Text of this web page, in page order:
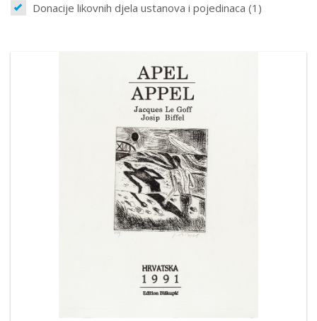
Donacije likovnih djela ustanova i pojedinaca (1)